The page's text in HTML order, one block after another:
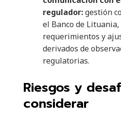
regulador:gestión
el Banco de
requerimientos y
derivados de
regulatorias.
Riesgos y
considerar